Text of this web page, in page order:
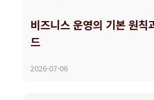
비즈니스 운영의 기본 원칙
드
2026-07-06